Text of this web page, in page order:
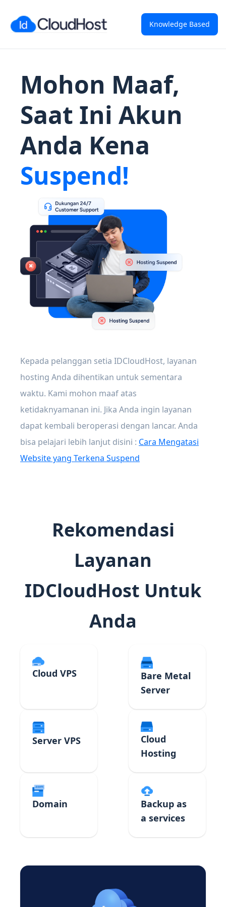
Knowledge Based
Mohon Maaf,
Saat Ini Akun
Anda Kena
Suspend!
Kepada pelanggan setia IDCloudHost, layanan
hosting Anda dihentikan untuk sementara
waktu. Kami mohon maaf atas
ketidaknyamanan ini. Jika Anda ingin layanan
dapat kembali beroperasi dengan lancar. Anda
bisa pelajari lebih lanjut disini : Cara Mengatasi
Website yang Terkena Suspend
Rekomendasi
Layanan
IDCloudHost Untuk
Anda
Cloud VPS
Bare Metal
Server
Server VPS
Cloud
Hosting
Domain
Backup as
a services